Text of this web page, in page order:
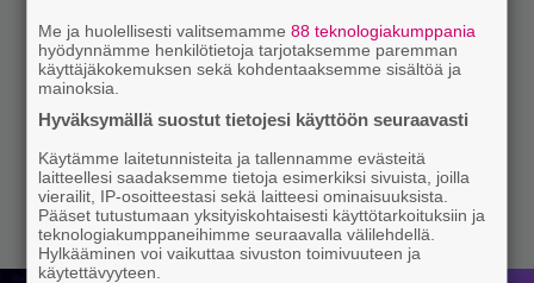
Me ja huolellisesti valitsemamme88 teknologiakumppania
hyödynnämme henkilötietoja tarjotaksemme paremman
käyttäjäkokemuksen sekä kohdentaaksemme sisältöä ja
mainoksia.
Hyväksymällä suostut tietojesi käyttöön seuraavasti
Käytämme laitetunnisteita ja tallennamme evästeitä
laitteellesi saadaksemme tietoja esimerkiksi sivuista, joilla
vierailit, IP-osoitteestasi sekä laitteesi ominaisuuksista.
Pääset tutustumaan yksityiskohtaisesti käyttötarkoituksiin ja
teknologiakumppaneihimme seuraavalla välilehdellä.
Hylkääminen voi vaikuttaa sivuston toimivuuteen ja
käytettävyyteen.